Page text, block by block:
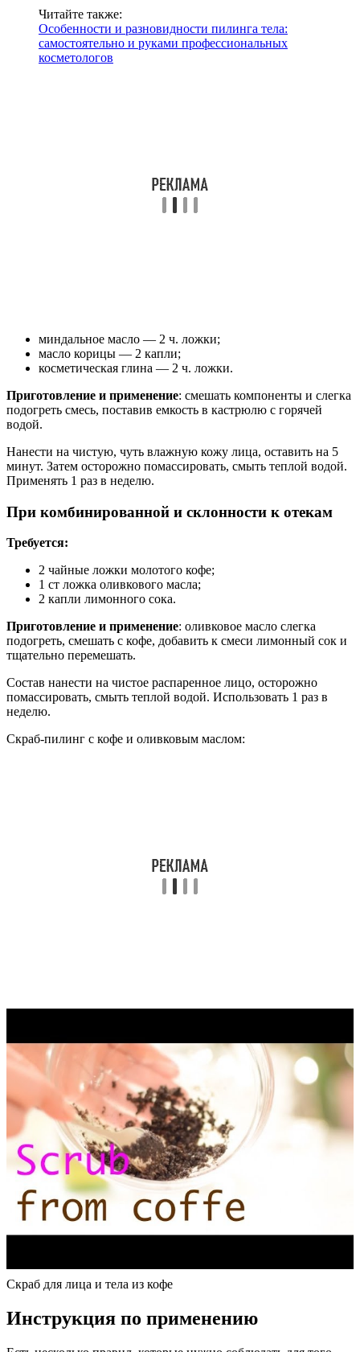
Читайте также:
Особенности и разновидности пилинга тела:
самостоятельно и руками профессиональных
косметологов
миндальное масло — 2 ч. ложки;
масло корицы — 2 капли;
косметическая глина — 2 ч. ложки.
Приготовление и применение: смешать компоненты и слегка
подогреть смесь, поставив емкость в кастрюлю с горячей
водой.
Нанести на чистую, чуть влажную кожу лица, оставить на 5
минут. Затем осторожно помассировать, смыть теплой водой.
Применять 1 раз в неделю.
При комбинированной и склонности к отекам
Требуется:
2 чайные ложки молотого кофе;
1 ст ложка оливкового масла;
2 капли лимонного сока.
Приготовление и применение: оливковое масло слегка
подогреть, смешать с кофе, добавить к смеси лимонный сок и
тщательно перемешать.
Состав нанести на чистое распаренное лицо, осторожно
помассировать, смыть теплой водой. Использовать 1 раз в
неделю.
Скраб-пилинг с кофе и оливковым маслом:
Скраб для лица и тела из кофе
Инструкция по применению